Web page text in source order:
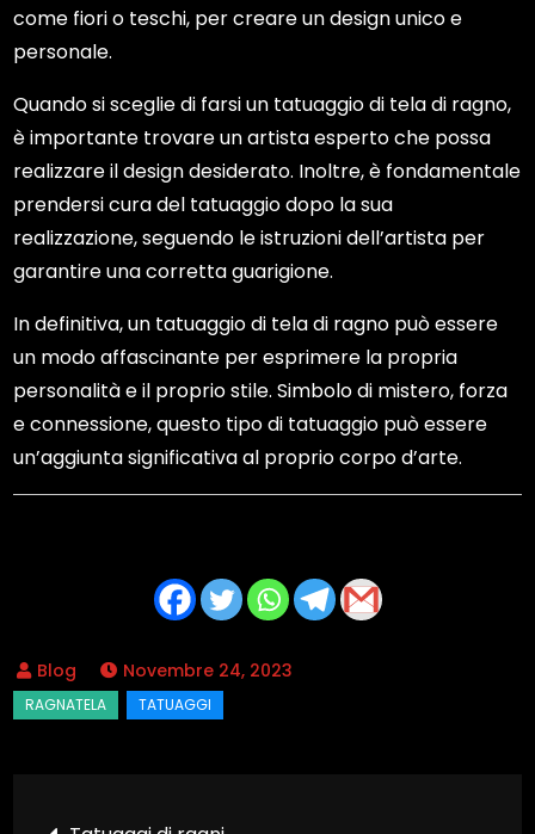
come fiori o teschi, per creare un design unico e
personale.
Quando si sceglie di farsi un tatuaggio di tela di ragno,
è importante trovare un artista esperto che possa
realizzare il design desiderato. Inoltre, è fondamentale
prendersi cura del tatuaggio dopo la sua
realizzazione, seguendo le istruzioni dell’artista per
garantire una corretta guarigione.
In definitiva, un tatuaggio di tela di ragno può essere
un modo affascinante per esprimere la propria
personalità e il proprio stile. Simbolo di mistero, forza
e connessione, questo tipo di tatuaggio può essere
un’aggiunta significativa al proprio corpo d’arte.
Novembre 24, 2023